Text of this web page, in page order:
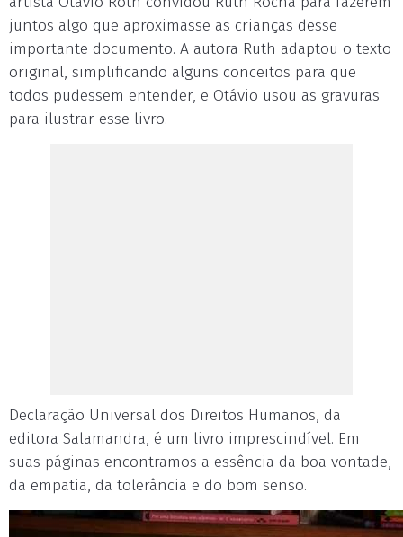
juntos algo que aproximasse as crianças desse
importante documento. A autora Ruth adaptou o texto
original, simplificando alguns conceitos para que
todos pudessem entender, e Otávio usou as gravuras
para ilustrar esse livro.
Declaração Universal dos Direitos Humanos, da
editora Salamandra, é um livro imprescindível. Em
suas páginas encontramos a essência da boa vontade,
da empatia, da tolerância e do bom senso.